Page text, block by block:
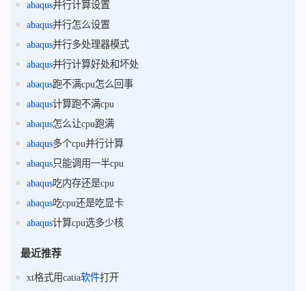
abaqus并行计算设置
abaqus并行怎么设置
abaqus并行多处理器模式
abaqus并行计算好处和坏处
abaqus跑不满cpu怎么回事
abaqus计算跑不满cpu
abaqus怎么让cpu跑满
abaqus多个cpu并行计算
abaqus只能调用一半cpu
abaqus吃内存还是cpu
abaqus吃cpu还是吃显卡
abaqus计算cpu选多少核
最近推荐
xt格式用catia软件打开